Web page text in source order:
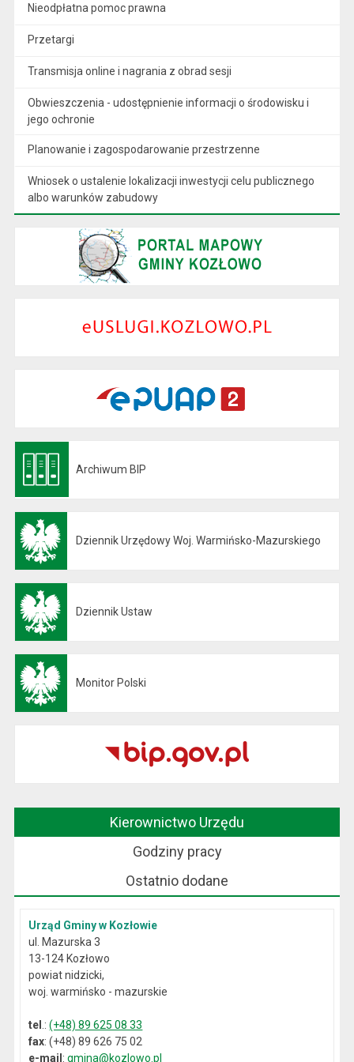
Nieodpłatna pomoc prawna
Przetargi
Transmisja online i nagrania z obrad sesji
Obwieszczenia - udostępnienie informacji o środowisku i
jego ochronie
Planowanie i zagospodarowanie przestrzenne
Wniosek o ustalenie lokalizacji inwestycji celu publicznego
albo warunków zabudowy
Archiwum BIP
Dziennik Urzędowy Woj. Warmińsko-Mazurskiego
Dziennik Ustaw
Monitor Polski
Kierownictwo Urzędu
Godziny pracy
Ostatnio dodane
Urząd Gminy w Kozłowie
ul. Mazurska 3
13-124 Kozłowo
powiat nidzicki,
woj. warmińsko - mazurskie
tel .:(+48) 89 625 08 33
fax: (+48) 89 626 75 02
e-mail:gmina@kozlowo.pl